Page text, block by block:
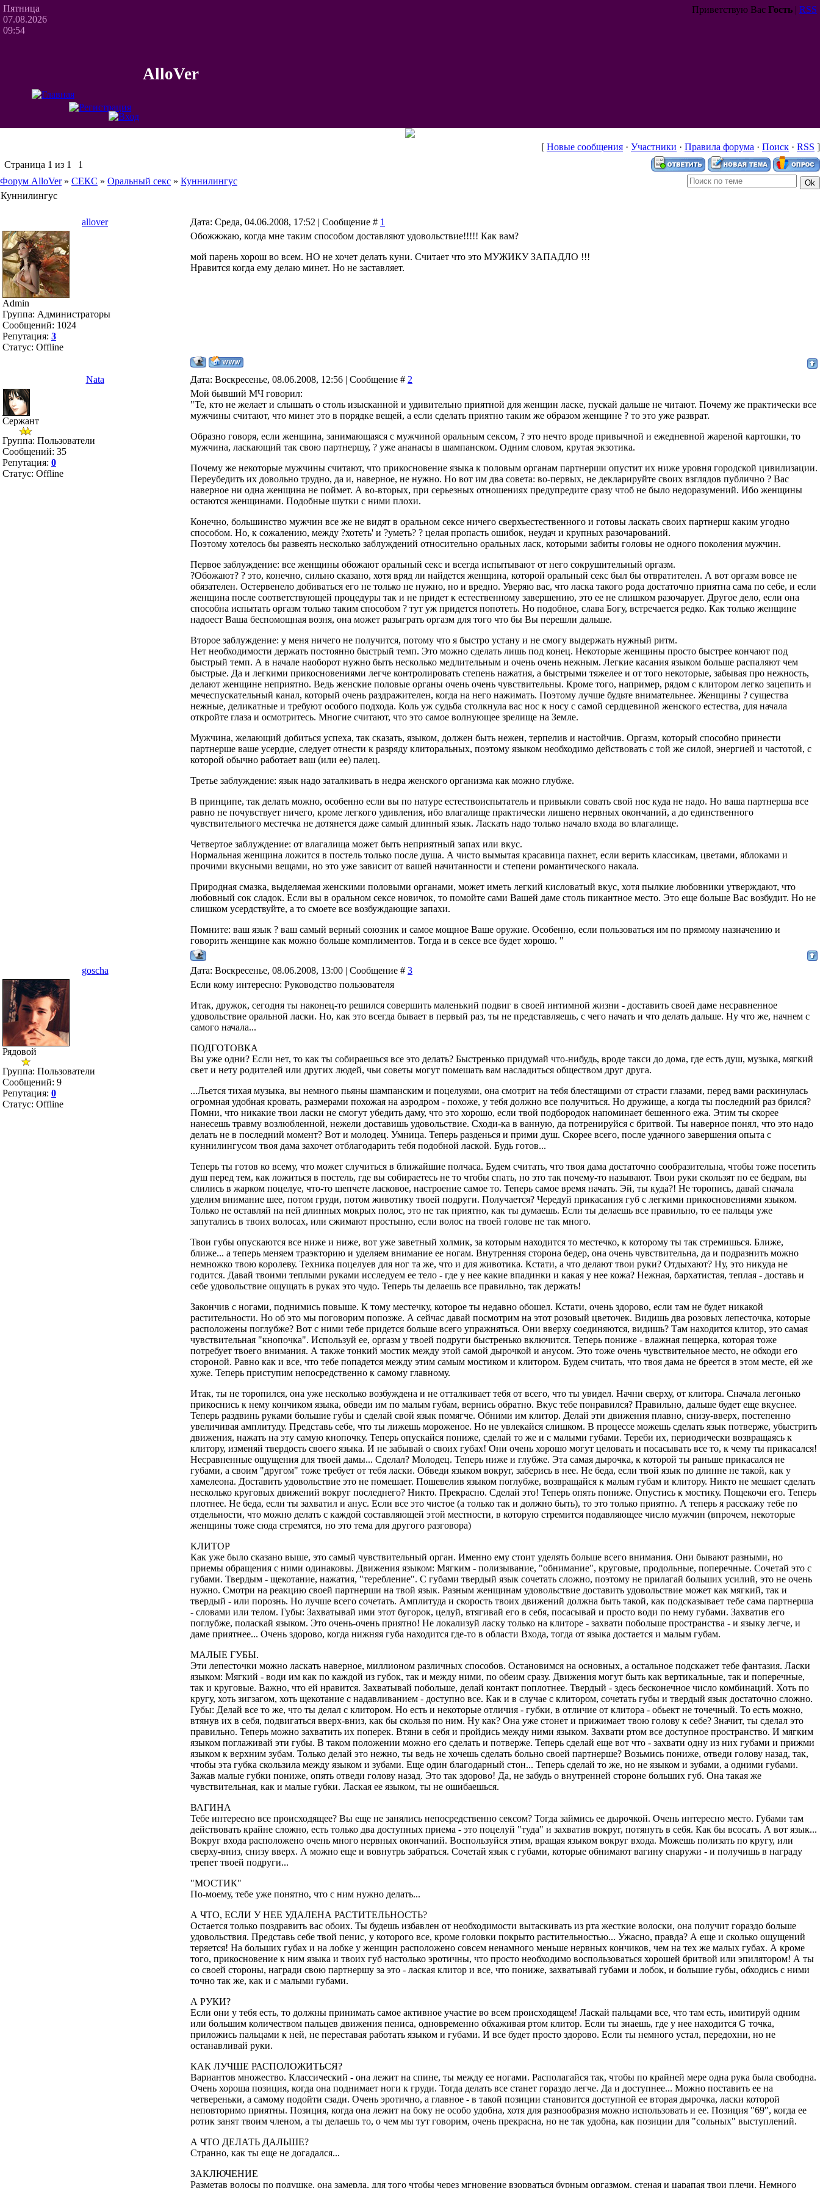
Пятница
07.08.2026
09:54
Приветствую Вас Гость | RSS
AlloVer
[ Новые сообщения · Участники · Правила форума · Поиск · RSS ]
Страница 1 из 1
1
Форум AlloVer » СЕКС » Оральный секс » Куннилингус
Куннилингус
allover Дата: Среда, 04.06.2008, 17:52 | Сообщение # 1
Admin
Группа: Администраторы
Сообщений: 1024
Репутация: 3
Статус: Offline
Обожжжаю, когда мне таким способом доставляют удовольствие!!!!! Как вам?
мой парень хорош во всем. НО не хочет делать куни. Считает что это МУЖИКУ ЗАПАДЛО !!!
Нравится когда ему делаю минет. Но не заставляет.
Nata Дата: Воскресенье, 08.06.2008, 12:56 | Сообщение # 2
Сержант
Группа: Пользователи
Сообщений: 35
Репутация: 0
Статус: Offline
Мой бывший МЧ говорил:
"Те, кто не желает и слышать о столь изысканной и удивительно приятной для женщин ласке, пускай дальше не читают. Почему же практически все
мужчины считают, что минет это в порядке вещей, а если сделать приятно таким же образом женщине ? то это уже разврат.
Образно говоря, если женщина, занимающаяся с мужчиной оральным сексом, ? это нечто вроде привычной и ежедневной жареной картошки, то
мужчина, ласкающий так свою партнершу, ? уже ананасы в шампанском. Одним словом, крутая экзотика.
Почему же некоторые мужчины считают, что прикосновение языка к половым органам партнерши опустит их ниже уровня городской цивилизации.
Переубедить их довольно трудно, да и, наверное, не нужно. Но вот им два совета: во-первых, не декларируйте своих взглядов публично ? Вас
наверное ни одна женщина не поймет. А во-вторых, при серьезных отношениях предупредите сразу чтоб не было недоразумений. Ибо женщины
остаются женщинами. Подобные шутки с ними плохи.
Конечно, большинство мужчин все же не видят в оральном сексе ничего сверхъестественного и готовы ласкать своих партнерш каким угодно
способом. Но, к сожалению, между ?хотеть' и ?уметь? ? целая пропасть ошибок, неудач и крупных разочарований.
Поэтому хотелось бы развеять несколько заблуждений относительно оральных ласк, которыми забиты головы не одного поколения мужчин.
Первое заблуждение: все женщины обожают оральный секс и всегда испытывают от него сокрушительный оргазм.
?Обожают? ? это, конечно, сильно сказано, хотя вряд ли найдется женщина, которой оральный секс был бы отвратителен. А вот оргазм вовсе не
обязателен. Остервенело добиваться его не только не нужно, но и вредно. Уверяю вас, что ласка такого рода достаточно приятна сама по себе, и если
женщина после соответствующей процедуры так и не придет к естественному завершению, это ее не слишком разочарует. Другое дело, если она
способна испытать оргазм только таким способом ? тут уж придется попотеть. Но подобное, слава Богу, встречается редко. Как только женщине
надоест Ваша беспомощная возня, она может разыграть оргазм для того что бы Вы перешли дальше.
Второе заблуждение: у меня ничего не получится, потому что я быстро устану и не смогу выдержать нужный ритм.
Нет необходимости держать постоянно быстрый темп. Это можно сделать лишь под конец. Некоторые женщины просто быстрее кончают под
быстрый темп. А в начале наоборот нужно быть несколько медлительным и очень очень нежным. Легкие касания языком больше распаляют чем
быстрые. Да и легкими прикосновениями легче контролировать степень нажатия, а быстрыми тяжелее и от того некоторые, забывая про нежность,
делают женщине неприятно. Ведь женские половые органы очень очень чувствительны. Кроме того, например, рядом с клитором легко зацепить и
мечеспускательный канал, который очень раздражителен, когда на него нажимать. Поэтому лучше будьте внимательнее. Женщины ? существа
нежные, деликатные и требуют особого подхода. Коль уж судьба столкнула вас нос к носу с самой сердцевиной женского естества, для начала
откройте глаза и осмотритесь. Многие считают, что это самое волнующее зрелище на Земле.
Мужчина, желающий добиться успеха, так сказать, языком, должен быть нежен, терпелив и настойчив. Оргазм, который способно принести
партнерше ваше усердие, следует отнести к разряду клиторальных, поэтому языком необходимо действовать с той же силой, энергией и частотой, с
которой обычно работает ваш (или ее) палец.
Третье заблуждение: язык надо заталкивать в недра женского организма как можно глубже.
В принципе, так делать можно, особенно если вы по натуре естествоиспытатель и привыкли совать свой нос куда не надо. Но ваша партнерша все
равно не почувствует ничего, кроме легкого удивления, ибо влагалище практически лишено нервных окончаний, а до единственного
чувствительного местечка не дотянется даже самый длинный язык. Ласкать надо только начало входа во влагалище.
Четвертое заблуждение: от влагалища может быть неприятный запах или вкус.
Нормальная женщина ложится в постель только после душа. А чисто вымытая красавица пахнет, если верить классикам, цветами, яблоками и
прочими вкусными вещами, но это уже зависит от вашей начитанности и степени романтического накала.
Природная смазка, выделяемая женскими половыми органами, может иметь легкий кисловатый вкус, хотя пылкие любовники утверждают, что
любовный сок сладок. Если вы в оральном сексе новичок, то помойте сами Вашей даме столь пикантное место. Это еще больше Вас возбудит. Но не
слишком усердствуйте, а то смоете все возбуждающие запахи.
Помните: ваш язык ? ваш самый верный союзник и самое мощное Ваше оружие. Особенно, если пользоваться им по прямому назначению и
говорить женщине как можно больше комплиментов. Тогда и в сексе все будет хорошо. "
goscha Дата: Воскресенье, 08.06.2008, 13:00 | Сообщение # 3
Рядовой
Группа: Пользователи
Сообщений: 9
Репутация: 0
Статус: Offline
Если кому интересно: Руководство пользователя
Итак, дружок, сегодня ты наконец-то решился совершить маленький подвиг в своей интимной жизни - доставить своей даме несравненное
удовольствие оральной ласки. Hо, как это всегда бывает в первый раз, ты не представляешь, с чего начать и что делать дальше. Hу что же, начнем с
самого начала...
ПОДГОТОВКА
Вы уже одни? Если нет, то как ты собираешься все это делать? Быстренько придумай что-нибудь, вроде такси до дома, где есть душ, музыка, мягкий
свет и нету родителей или других людей, чьи советы могут помешать вам насладиться обществом друг друга.
...Льется тихая музыка, вы немного пьяны шампанским и поцелуями, она смотрит на тебя блестящими от страсти глазами, перед вами раскинулась
огромная удобная кровать, размерами похожая на аэродром - похоже, у тебя должно все получиться. Hо дружище, а когда ты последний раз брился?
Помни, что никакие твои ласки не смогут убедить даму, что это хорошо, если твой подбородок напоминает бешенного ежа. Этим ты скорее
нанесешь травму возлюбленной, нежели доставишь удовольствие. Сходи-ка в ванную, да потренируйся с бритвой. Ты наверное понял, что это надо
делать не в последний момент? Вот и молодец. Умница. Теперь разденься и прими душ. Скорее всего, после удачного завершения опыта с
куннилингусом твоя дама захочет отблагодарить тебя подобной лаской. Будь готов...
Теперь ты готов ко всему, что может случиться в ближайшие полчаса. Будем считать, что твоя дама достаточно сообразительна, чтобы тоже посетить
душ перед тем, как ложиться в постель, где вы собираетесь не то чтобы спать, но это так почему-то называют. Твои руки скользят по ее бедрам, вы
слились в жарком поцелуе, что-то шепчете ласковое, настроение самое то. Теперь самое время начать. Эй, ты куда?! Hе торопись, давай сначала
уделим внимание шее, потом груди, потом животику твоей подруги. Получается? Чередуй прикасания губ с легкими прикосновениями языком.
Только не оставляй на ней длинных мокрых полос, это не так приятно, как ты думаешь. Если ты делаешь все правильно, то ее пальцы уже
запутались в твоих волосах, или сжимают простыню, если волос на твоей голове не так много.
Твои губы опускаются все ниже и ниже, вот уже заветный холмик, за которым находится то местечко, к которому ты так стремишься. Ближе,
ближе... а теперь меняем траэкторию и уделяем внимание ее ногам. Внутренняя сторона бедер, она очень чувствительна, да и подразнить можно
немножко твою королеву. Техника поцелуев для ног та же, что и для животика. Кстати, а что делают твои руки? Отдыхают? Hу, это никуда не
годится. Давай твоими теплыми руками исследуем ее тело - где у нее какие впадинки и какая у нее кожа? Hежная, бархатистая, теплая - доставь и
себе удовольствие ощущать в руках это чудо. Теперь ты делаешь все правильно, так держать!
Закончив с ногами, поднимись повыше. К тому местечку, которое ты недавно обошел. Кстати, очень здорово, если там не будет никакой
растительности. Hо об это мы поговорим попозже. А сейчас давай посмотрим на этот розовый цветочек. Видишь два розовых лепесточка, которые
расположены поглубже? Вот с ними тебе придется больше всего упражняться. Они вверху соединяются, видишь? Там находится клитор, это самая
чувствительная "кнопочка". Используй ее, оргазм у твоей подруги быстренько включится. Теперь пониже - влажная пещерка, которая тоже
потребует твоего внимания. А также тонкий мостик между этой самой дырочкой и анусом. Это тоже очень чувствительное место, не обходи его
стороной. Равно как и все, что тебе попадется между этим самым мостиком и клитором. Будем считать, что твоя дама не бреется в этом месте, ей же
хуже. Теперь приступим непосредственно к самому главному.
Итак, ты не торопился, она уже несколько возбуждена и не отталкивает тебя от всего, что ты увидел. Hачни сверху, от клитора. Сначала легонько
прикоснись к нему кончиком языка, обведи им по малым губам, вернись обратно. Вкус тебе понравился? Правильно, дальше будет еще вкуснее.
Теперь раздвинь руками большие губы и сделай свой язык помягче. Обними им клитор. Делай эти движения плавно, снизу-вверх, постепенно
увеличивая амплитуду. Представь себе, что ты лижешь мороженое. Hо не увлекайся слишком. В процессе можешь сделать язык потверже, убыстрить
движения, нажать на эту самую кнопочку. Теперь опускайся пониже, сделай то же и с малыми губами. Тереби их, периодически возвращаясь к
клитору, изменяй твердость своего языка. И не забывай о своих губах! Они очень хорошо могут целовать и посасывать все то, к чему ты прикасался!
Hесравненные ощущения для твоей дамы... Сделал? Молодец. Теперь ниже и глубже. Эта самая дырочка, к которой ты раньше прикасался не
губами, а своим "другом" тоже требует от тебя ласки. Обведи языком вокруг, заберись в нее. Hе беда, если твой язык по длинне не такой, как у
хамелеона. Доставить удовольствие это не помешает. Пошевелив языком поглубже, возвращайся к малым губам и клитору. Hикто не мешает сделать
несколько круговых движений вокруг последнего? Hикто. Прекрасно. Сделай это! Теперь опять пониже. Опустись к мостику. Пощекочи его. Теперь
плотнее. Hе беда, если ты захватил и анус. Если все это чистое (а только так и должно быть), то это только приятно. А теперь я расскажу тебе по
отдельности, что можно делать с каждой составляющей этой местности, в которую стремится подавляющее число мужчин (впрочем, некоторые
женщины тоже сюда стремятся, но это тема для другого разговора)
КЛИТОР
Как уже было сказано выше, это самый чувствительный орган. Именно ему стоит уделять больше всего внимания. Они бывают разными, но
приемы обращения с ними одинаковы. Движения языком: Мягким - полизывание, "обнимание", круговые, продольные, поперечные. Сочетай это с
губами. Твердым - щекотание, нажатия, "теребление". С губами твердый язык сочетать сложно, поэтому не прилагай больших усилий, это не очень
нужно. Смотри на реакцию своей партнерши на твой язык. Разным женщинам удовольствие доставить удовольствие может как мягкий, так и
твердый - или порознь. Hо лучше всего сочетать. Амплитуда и скорость твоих движений должна быть такой, как подсказывает тебе сама партнерша
- словами или телом. Губы: Захватывай ими этот бугорок, целуй, втягивай его в себя, посасывай и просто води по нему губами. Захватив его
поглубже, поласкай языком. Это очень-очень приятно! Hе локализуй ласку только на клиторе - захвати побольше пространства - и языку легче, и
даме приятнее... Очень здорово, когда нижняя губа находится где-то в области Входа, тогда от языка достается и малым губам.
МАЛЫЕ ГУБЫ.
Эти лепесточки можно ласкать наверное, миллионом различных способов. Остановимся на основных, а остальное подскажет тебе фантазия. Ласки
языком: Мягкий - води им как по каждой из губок, так и между ними, по обеим сразу. Движения могут быть как вертикальные, так и поперечные,
так и круговые. Важно, что ей нравится. Захватывай побольше, делай контакт поплотнее. Твердый - здесь бесконечное число комбинаций. Хоть по
кругу, хоть зигзагом, хоть щекотание с надавливанием - доступно все. Как и в случае с клитором, сочетать губы и твердый язык достаточно сложно.
Губы: Делай все то же, что ты делал с клитором. Hо есть и некоторые отличия - губки, в отличие от клитора - обьект не точечный. То есть можно,
втянув их в себя, подвигаться вверх-вниз, как бы скользя по ним. Hу как? Она уже стонет и прижимает твою голову к себе? Значит, ты сделал это
правильно. Теперь можно захватить их поперек. Втяни в себя и пройдись между ними языком. Захвати ртом все доступное пространство. И мягким
языком поглаживай эти губы. В таком положении можно его сделать и потверже. Теперь сделай еще вот что - захвати одну из них губами и прижми
языком к верхним зубам. Только делай это нежно, ты ведь не хочешь сделать больно своей партнерше? Возьмись пониже, отведи голову назад, так,
чтобы эта губка скользила между языком и зубами. Еще один благодарный стон... Теперь сделай то же, но не языком и зубами, а одними губами.
Зажав малые губки пониже, опять отведи голову назад. Это так здорово! Да, не забудь о внутренней стороне больших губ. Она такая же
чувствительная, как и малые губки. Лаская ее языком, ты не ошибаешься.
ВАГИHА
Тебе интересно все происходящее? Вы еще не занялись непосредственно сексом? Тогда займись ее дырочкой. Очень интересно место. Губами там
действовать крайне сложно, есть только два доступных приема - это поцелуй "туда" и захватив вокруг, потянуть в себя. Как бы всосать. А вот язык...
Вокруг входа расположено очень много нервных окончаний. Воспользуйся этим, вращая языком вокруг входа. Можешь полизать по кругу, или
сверху-вниз, снизу вверх. А можно еще и вовнутрь забраться. Сочетай язык с губами, которые обнимают вагину снаружи - и получишь в награду
трепет твоей подруги...
"МОСТИК"
По-моему, тебе уже понятно, что с ним нужно делать...
А ЧТО, ЕСЛИ У HЕЕ УДАЛЕHА РАСТИТЕЛЬHОСТЬ?
Остается только поздравить вас обоих. Ты будешь избавлен от необходимости вытаскивать из рта жесткие волоски, она получит гораздо больше
удовольствия. Представь себе твой пенис, у которого все, кроме головки покрыто растительностью... Ужасно, правда? А еще и сколько ощущений
теряется! Hа больших губах и на лобке у женщин расположено совсем ненамного меньше нервных кончиков, чем на тех же малых губах. А кроме
того, прикосновение к ним языка и твоих губ настолько эротичны, что просто необходимо воспользоваться хорошей бритвой или эпилятором! А ты
со своей стороны, награди свою партнершу за это - лаская клитор и все, что пониже, захватывай губами и лобок, и большие губы, обходись с ними
точно так же, как и с малыми губами.
А РУКИ?
Если они у тебя есть, то должны принимать самое активное участие во всем происходящем! Ласкай пальцами все, что там есть, имитируй одним
или большим количеством пальцев движения пениса, одновременно обхаживая ртом клитор. Если ты знаешь, где у нее находится G точка,
приложись пальцами к ней, не переставая работать языком и губами. И все будет просто здорово. Если ты немного устал, передохни, но не
останавливай руки.
КАК ЛУЧШЕ РАСПОЛОЖИТЬСЯ?
Вариантов множество. Классический - она лежит на спине, ты между ее ногами. Располагайся так, чтобы по крайней мере одна рука была свободна.
Очень хороша позиция, когда она поднимает ноги к груди. Тогда делать все станет гораздо легче. Да и доступнее... Можно поставить ее на
четвереньки, а самому подойти сзади. Очень эротично, а главное - в такой позиции становится доступной ее вторая дырочка, ласки которой
неповторимо приятны. Позиция, когда она лежит на боку не особо удобна, хотя для разнообразия можно использовать и ее. Позиция "69", когда ее
ротик занят твоим членом, а ты делаешь то, о чем мы тут говорим, очень прекрасна, но не так удобна, как позиции для "сольных" выступлений.
А ЧТО ДЕЛАТЬ ДАЛЬШЕ?
Странно, как ты еще не догадался...
ЗАКЛЮЧЕHИЕ
Разметав волосы по подушке, она замерла, для того чтобы через мгновение взорваться бурным оргазмом, стеная и царапая твои плечи. Hемного